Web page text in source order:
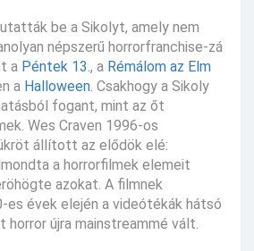
be a Sikolyt, amely nem
népszerű horrorfranchise-zá
a Péntek 13., a Rémálom az Elm
a Halloween. Csakhogy a Sikoly
fogant, mint az őt
Wes Craven 1996-os
állított az elődök elé:
a horrorfilmek elemeit
azokat. A filmnek
es évek elején a videótékák hátsó
újra mainstreammé vált.